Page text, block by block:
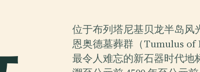
位于布列塔尼基贝龙半岛风
恩奥德墓葬群（Tumulus of
最令人难忘的新石器时代地